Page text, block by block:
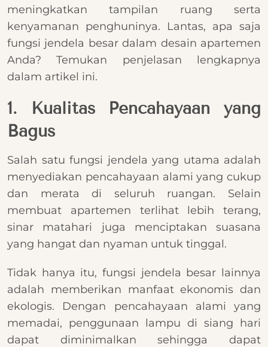
meningkatkan tampilan ruang serta
kenyamanan penghuninya. Lantas, apa saja
fungsi jendela besar dalam desain apartemen
Anda? Temukan penjelasan lengkapnya
dalam artikel ini.
1. Kualitas Pencahayaan yang
Bagus
Salah satu fungsi jendela yang utama adalah
menyediakan pencahayaan alami yang cukup
dan merata di seluruh ruangan. Selain
membuat apartemen terlihat lebih terang,
sinar matahari juga menciptakan suasana
yang hangat dan nyaman untuk tinggal.
Tidak hanya itu, fungsi jendela besar lainnya
adalah memberikan manfaat ekonomis dan
ekologis. Dengan pencahayaan alami yang
memadai, penggunaan lampu di siang hari
dapat diminimalkan sehingga dapat